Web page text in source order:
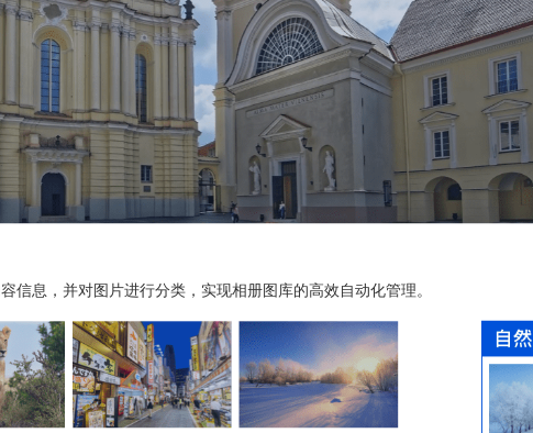
信息，并对图片进行分类，实现相册图库的高效自动化管理。